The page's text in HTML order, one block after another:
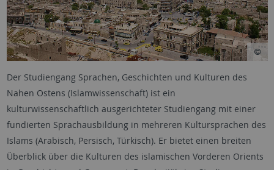
Der Studiengang Sprachen, Geschichten und Kulturen des
Nahen Ostens (Islamwissenschaft) ist ein
kulturwissenschaftlich ausgerichteter Studiengang mit einer
fundierten Sprachausbildung in mehreren Kultursprachen des
Islams (Arabisch, Persisch, Türkisch). Er bietet einen breiten
Überblick über die Kulturen des islamischen Vorderen Orients